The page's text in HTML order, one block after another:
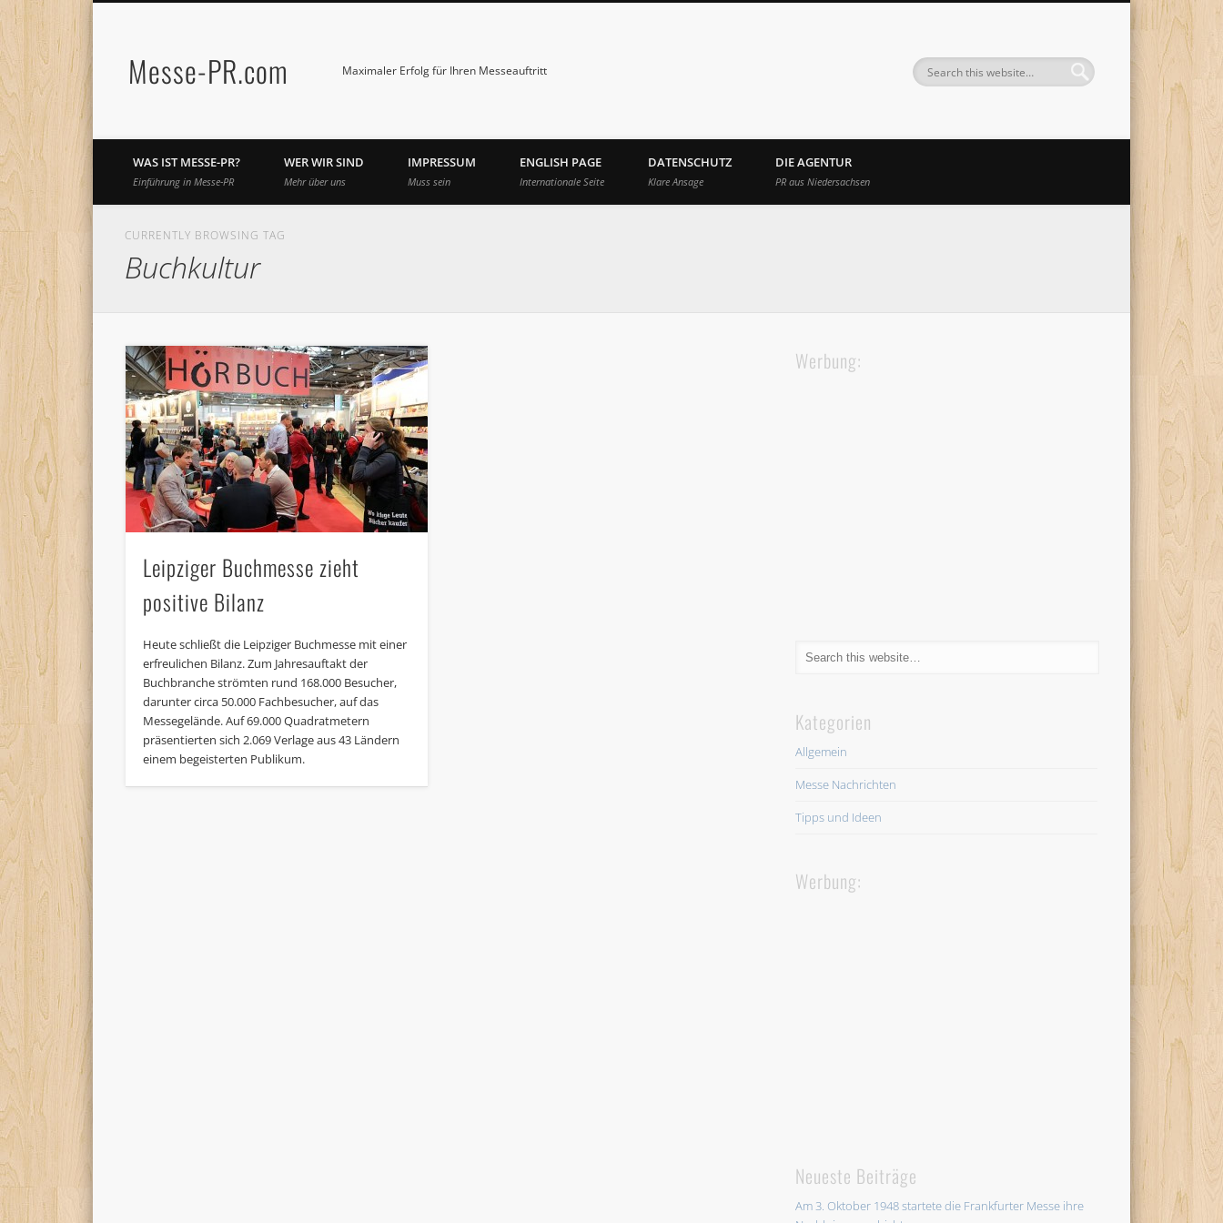
Messe-PR.com Maximaler Erfolg für Ihren Messeauftritt
WAS IST MESSE-PR?
Einführung in Messe-PR
WER WIR SIND
Mehr über uns
IMPRESSUM
Muss sein
ENGLISH PAGE
Internationale Seite
DATENSCHUTZ
Klare Ansage
DIE AGENTUR
PR aus Niedersachsen
CURRENTLY BROWSING TAG
Buchkultur
Leipziger Buchmesse zieht
positive Bilanz
Heute schließt die Leipziger Buchmesse mit einer
erfreulichen Bilanz. Zum Jahresauftakt der
Buchbranche strömten rund 168.000 Besucher,
darunter circa 50.000 Fachbesucher, auf das
Messegelände. Auf 69.000 Quadratmetern
präsentierten sich 2.069 Verlage aus 43 Ländern
einem begeisterten Publikum.
Werbung:
Kategorien
Allgemein
Messe Nachrichten
Tipps und Ideen
Werbung:
Neueste Beiträge
Am 3. Oktober 1948 startete die Frankfurter Messe ihre